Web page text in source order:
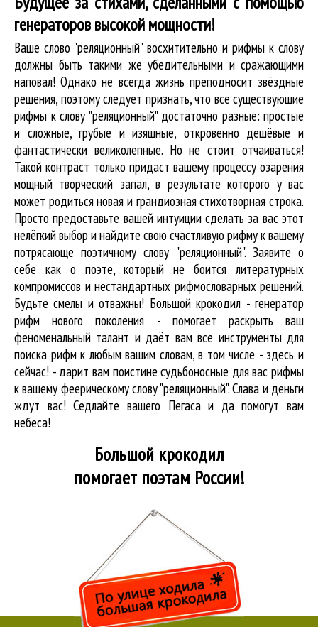
генераторов высокой мощности!
Ваше слово "реляционный" восхитительно и рифмы к слову
должны быть такими же убедительными и сражающими
наповал! Однако не всегда жизнь преподносит звёздные
решения, поэтому следует признать, что все существующие
рифмы к слову "реляционный" достаточно разные: простые
и сложные, грубые и изящные, откровенно дешёвые и
фантастически великолепные. Но не стоит отчаиваться!
Такой контраст только придаст вашему процессу озарения
мощный творческий запал, в результате которого у вас
может родиться новая и грандиозная стихотворная строка.
Просто предоставьте вашей интуиции сделать за вас этот
нелёгкий выбор и найдите свою счастливую рифму к вашему
потрясающе поэтичному слову "реляционный". Заявите о
себе как о поэте, который не боится литературных
компромиссов и нестандартных рифмословарных решений.
Будьте смелы и отважны! Большой крокодил - генератор
рифм нового поколения - помогает раскрыть ваш
феноменальный талант и даёт вам все инструменты для
поиска рифмк любым вашим словам, в том числе - здесь и
сейчас! - дарит вам поистине судьбоносные для вас рифмы
к вашему феерическому слову "реляционный". Слава и деньги
ждут вас! Седлайте вашего Пегаса и да помогут вам
небеса!
Большой крокодил
помогает поэтам России!